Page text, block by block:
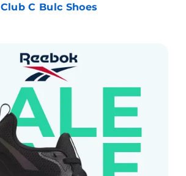
Club C Bulc Shoes